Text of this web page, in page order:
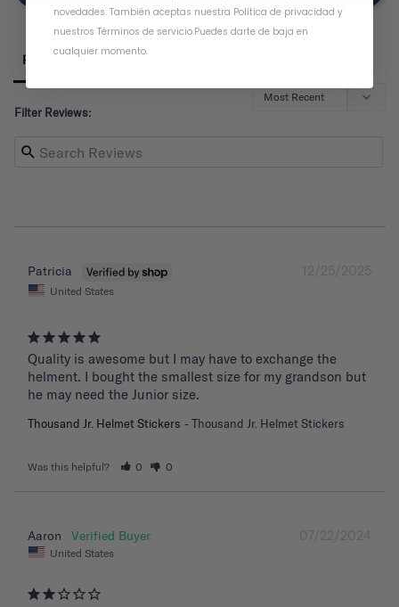
Reviews
Filter Reviews:
12/25/2025
Patricia
United States
Quality is awesome but I may have to exchange the
helment. I bought the smallest size for my grandson but
he may need the Junior size.
Thousand Jr. Helmet Stickers Thousand Jr. Helmet Stickers
Was this helpful? 0 0
07/22/2024
Aaron
United States
novedades. También aceptas nuestra Política de privacidad y
nuestros Términos de servicio.Puedes darte de baja en
cualquier momento.